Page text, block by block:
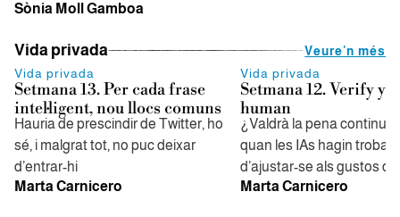
Sònia Moll Gamboa
Vida privada
Veure'n més
Vida privada
Setmana 13. Per cada frase
intel·ligent, nou llocs comuns
Hauria de prescindir de Twitter, ho
sé, i malgrat tot, no puc deixar
d’entrar-hi
Marta Carnicero
Vida privada
Setmana 12. Verify
human
¿Valdrà la pena
quan les IAs hagin trobat
d’ajustar-se als gustos
Marta Carnicero